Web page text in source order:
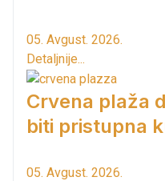
05. Avgust. 2026.
Detaljnije...
Crvena plaža
biti pristupna
05. Avgust. 2026.